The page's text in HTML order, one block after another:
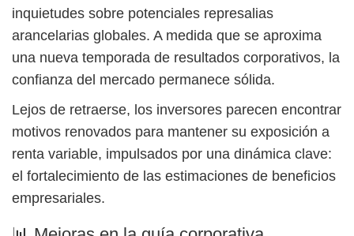
inquietudes sobre potenciales represalias
arancelarias globales. A medida que se aproxima
una nueva temporada de resultados corporativos, la
confianza del mercado permanece sólida.
Lejos de retraerse, los inversores parecen encontrar
motivos renovados para mantener su exposición a
renta variable, impulsados por una dinámica clave:
el fortalecimiento de las estimaciones de beneficios
empresariales.